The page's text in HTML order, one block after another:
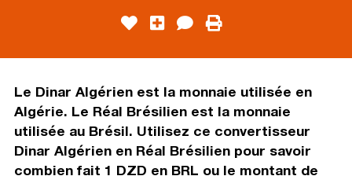
Le Dinar Algérien est la monnaie utilisée en
Algérie. Le Réal Brésilien est la monnaie
utilisée au Brésil. Utilisez ce convertisseur
Dinar Algérien en Réal Brésilien pour savoir
combien fait 1 DZD en BRL ou le montant de